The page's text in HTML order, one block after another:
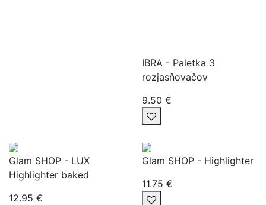
IBRA - Paletka 3
rozjasňovačov
9.50 €
Glam SHOP - LUX
Highlighter baked
12.95 €
Glam SHOP - Highlighter
11.75 €